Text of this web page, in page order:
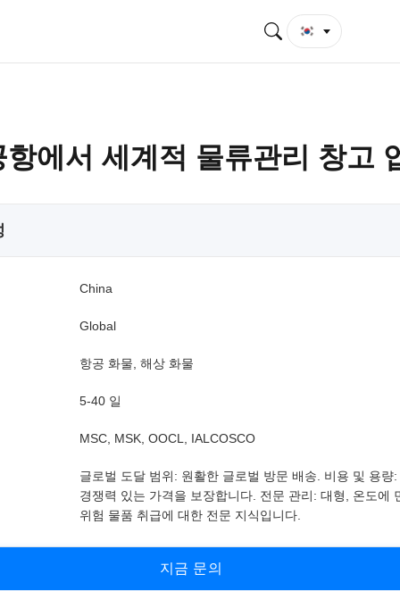
항에서 세계적 물류관리 창고
China
Global
항공 화물, 해상 화물
5-40 일
MSC, MSK, OOCL, IALCOSCO
글로벌 도달 범위: 원활한 글로벌 방문 배송. 비용 및 용량
경쟁력 있는 가격을 보장합니다. 전문 관리: 대형, 온도에
위험 물품 취급에 대한 전문 지식입니다.
지 금 문의